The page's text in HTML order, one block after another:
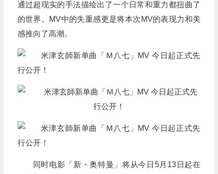
通过超现实的手法描绘出了一个日常和重力都扭曲了
的世界。MV中的失重感更是将本次MV的表现力和美
感推向了高潮。
同时电影「新・奥特曼」将从今日5月13日起在